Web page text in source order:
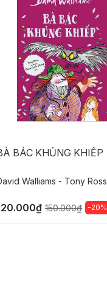
BÁC KHỦNG KHIẾP
Walliams - Tony Ross
150.000₫ -20%